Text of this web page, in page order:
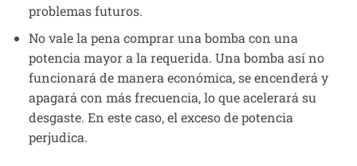
problemas futuros.
No vale la pena comprar una bomba con una
potencia mayor a la requerida. Una bomba así no
funcionará de manera económica, se encenderá y
apagará con más frecuencia, lo que acelerará su
desgaste. En este caso, el exceso de potencia
perjudica.